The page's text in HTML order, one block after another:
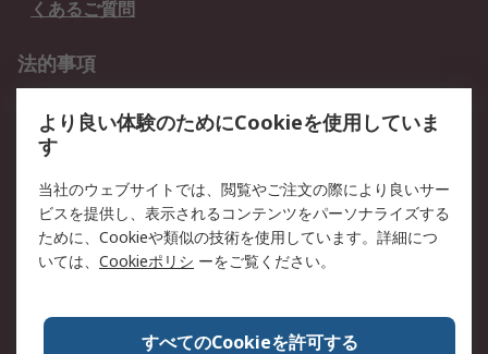
くあるご質問
法的事項
クッキーポリシー
RSについて
会社概要
採用情報
プレスリリース＆お知ら
コーポレートサイト
全世界のRS
RSの歴史
ESGへの取り組み（英語）
認証について
より良い体験のためにCookieを使用していま
す
当社のウェブサイトでは、閲覧やご注文の際により良いサー
ビスを提供し、表示されるコンテンツをパーソナライズする
ために、Cookieや類似の技術を使用しています。詳細につ
いては、 Cookieポリシ ーをご覧ください。
すべてのCookieを許可する